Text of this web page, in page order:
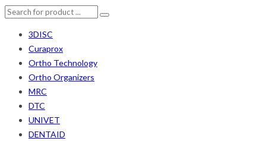
3DISC
Curaprox
Ortho Technology
Ortho Organizers
MRC
DTC
UNIVET
DENTAID